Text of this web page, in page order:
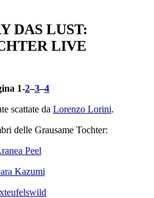
DAS LUST:
LIVE
1-2–3–4
scattate da Lorenzo Lorini.
delle Grausame Tochter:
Peel
Kazumi